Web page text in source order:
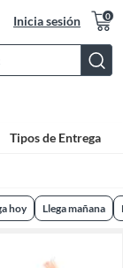
Inicia sesión 0
Bar
Tipos de Entrega
hoy Llega mañana